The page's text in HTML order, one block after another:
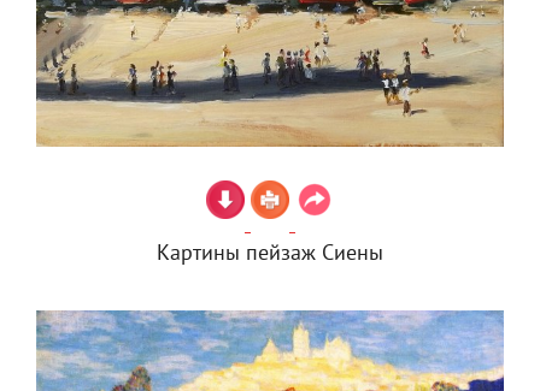
Картины пейзаж Сиены